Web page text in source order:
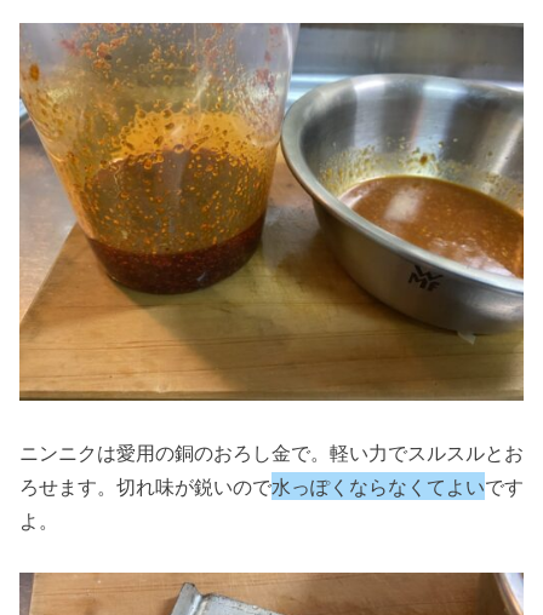
ニンニクは愛用の銅のおろし金で。軽い力でスルスルとお
ろせます。切れ味が鋭いので水っぽくならなくてよいです
よ。